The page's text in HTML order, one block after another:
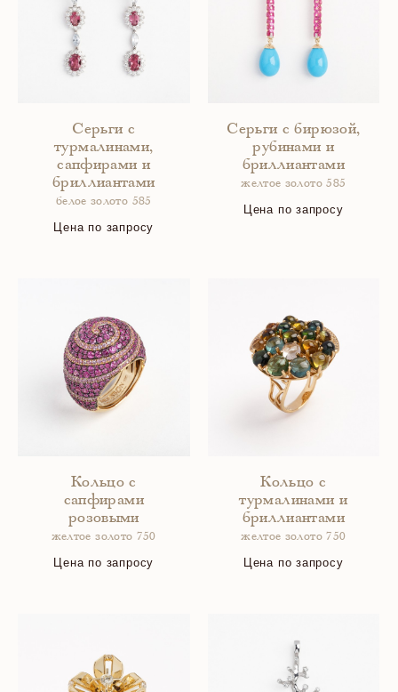
Серьги с
турмалинами,
сапфирами и
бриллиантами
белое золото 585
Цена по запросу
Серьги с бирюзой,
рубинами и
бриллиантами
желтое золото 585
Цена по запросу
Кольцо с
сапфирами
розовыми
желтое золото 750
Цена по запросу
Кольцо с
турмалинами и
бриллиантами
желтое золото 750
Цена по запросу